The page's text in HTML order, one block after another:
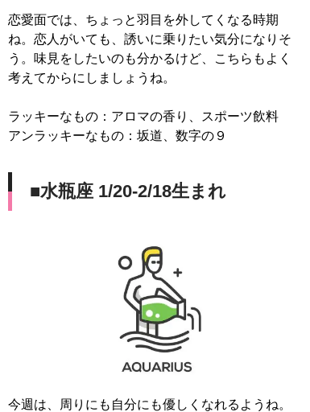
恋愛面では、ちょっと羽目を外してくなる時期
ね。恋人がいても、誘いに乗りたい気分になりそ
う。味見をしたいのも分かるけど、こちらもよく
考えてからにしましょうね。
ラッキーなもの：アロマの香り、スポーツ飲料
アンラッキーなもの：坂道、数字の９
■水瓶座 1/20-2/18生まれ
今週は、周りにも自分にも優しくなれるようね。